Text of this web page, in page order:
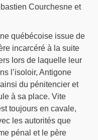
Courchesne et
québécoise issue de
incarcéré à la suite
lors de laquelle leur
l’isoloir, Antigone
du pénitencier et
à sa place. Vite
toujours en cavale,
les autorités que
pénal et le père